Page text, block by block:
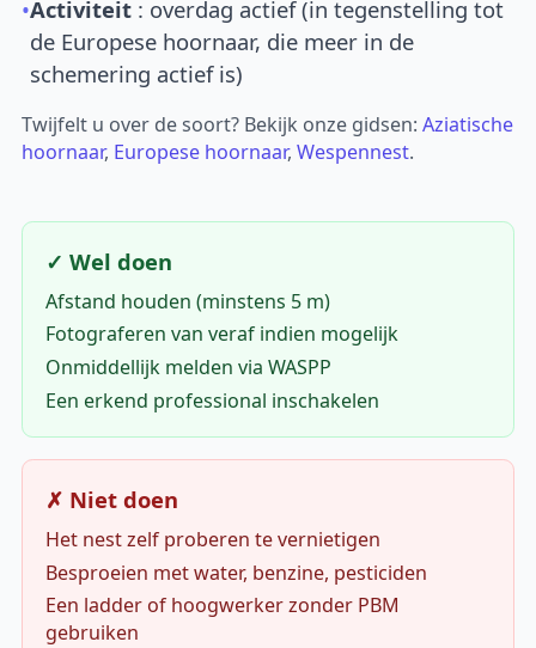
•Activiteit : overdag actief (in tegenstelling tot
de Europese hoornaar, die meer in de
schemering actief is)
Twijfelt u over de soort? Bekijk onze gidsen:Aziatische
hoornaar, Europese hoornaar,Wespennest.
✓ Wel doen
Afstand houden (minstens 5 m)
Fotograferen van veraf indien mogelijk
Onmiddellijk melden via WASPP
Een erkend professional inschakelen
✗ Niet doen
Het nest zelf proberen te vernietigen
Besproeien met water, benzine, pesticiden
Een ladder of hoogwerker zonder PBM
gebruiken